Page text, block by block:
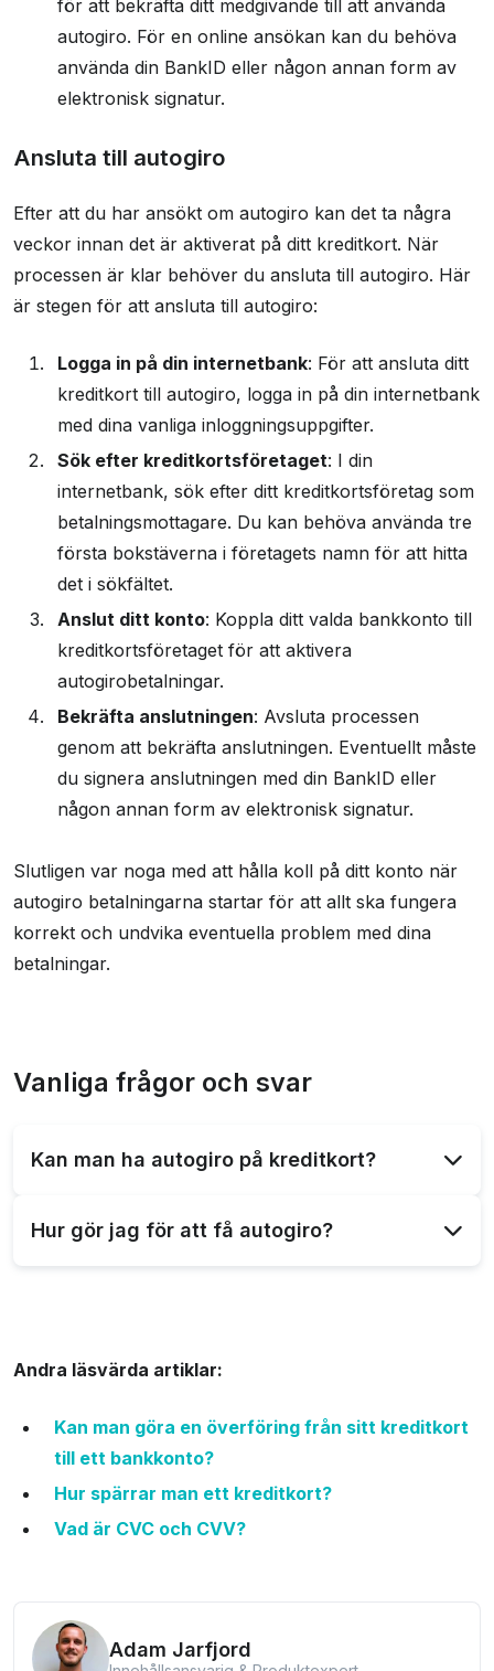
för att bekräfta ditt medgivande till att använda
autogiro. För en online ansökan kan du behöva
använda din BankID eller någon annan form av
elektronisk signatur.
Ansluta till autogiro
Efter att du har ansökt om autogiro kan det ta några
veckor innan det är aktiverat på ditt kreditkort. När
processen är klar behöver du ansluta till autogiro. Här
är stegen för att ansluta till autogiro:
Logga in på din internetbank: För att ansluta ditt
kreditkort till autogiro, logga in på din internetbank
med dina vanliga inloggningsuppgifter.
Sök efter kreditkortsföretaget: I din
internetbank, sök efter ditt kreditkortsföretag som
betalningsmottagare. Du kan behöva använda tre
första bokstäverna i företagets namn för att hitta
det i sökfältet.
Anslut ditt konto: Koppla ditt valda bankkonto till
kreditkortsföretaget för att aktivera
autogirobetalningar.
Bekräfta anslutningen: Avsluta processen
genom att bekräfta anslutningen. Eventuellt måste
du signera anslutningen med din BankID eller
någon annan form av elektronisk signatur.
Slutligen var noga med att hålla koll på ditt konto när
autogiro betalningarna startar för att allt ska fungera
korrekt och undvika eventuella problem med dina
betalningar.
Vanliga frågor och svar
Kan man ha autogiro på kreditkort?
att automatiskt betala din faktura varje månad. Det
Hur gör jag för att få autogiro?
autogiro ansökan att fylla i och skicka in.
Andra läsvärda artiklar:
Kan man göra en överföring från sitt kreditkort
till ett bankkonto?
Hur spärrar man ett kreditkort?
Vad är CVC och CVV?
Adam Jarfjord